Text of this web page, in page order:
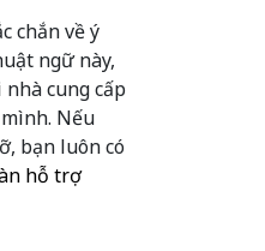
chắn về ý
ngữ này,
cung cấp
Nếu
bạn luôn có
hỗ trợ